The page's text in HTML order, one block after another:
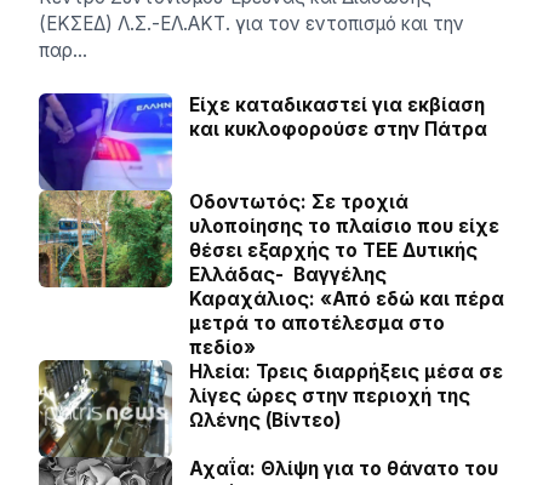
(ΕΚΣΕΔ) Λ.Σ.-ΕΛ.ΑΚΤ. για τον εντοπισμό και την
παρ…
Είχε καταδικαστεί για εκβίαση
και κυκλοφορούσε στην Πάτρα
Οδοντωτός: Σε τροχιά
υλοποίησης το πλαίσιο που είχε
θέσει εξαρχής το ΤΕΕ Δυτικής
Ελλάδας- Βαγγέλης
Καραχάλιος: «Από εδώ και πέρα
μετρά το αποτέλεσμα στο
πεδίο»
Ηλεία: Τρεις διαρρήξεις μέσα σε
λίγες ώρες στην περιοχή της
Ωλένης (Βίντεο)
Αχαΐα: Θλίψη για το θάνατο του